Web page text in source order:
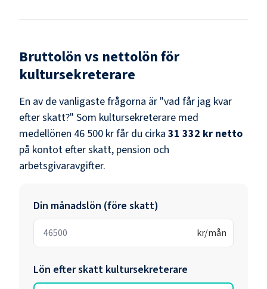
Bruttolön vs nettolön för
kultursekreterare
En av de vanligaste frågorna är "vad får jag kvar
efter skatt?" Som kultursekreterare med
medellönen 46 500 krfår du cirka 31 332 kr netto
på kontot efter skatt, pension och
arbetsgivaravgifter.
Din månadslön (före skatt)
kr/mån
Lön efter skatt kultursekreterare